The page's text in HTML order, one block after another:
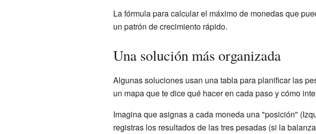
La fórmula para calcular el máximo de monedas que
un patrón de crecimiento rápido.
Una solución más organizada
Algunas soluciones usan una tabla para planificar las
un mapa que te dice qué hacer en cada paso y cómo
Imagina que asignas a cada moneda una "posición"
registras los resultados de las tres pesadas (si la